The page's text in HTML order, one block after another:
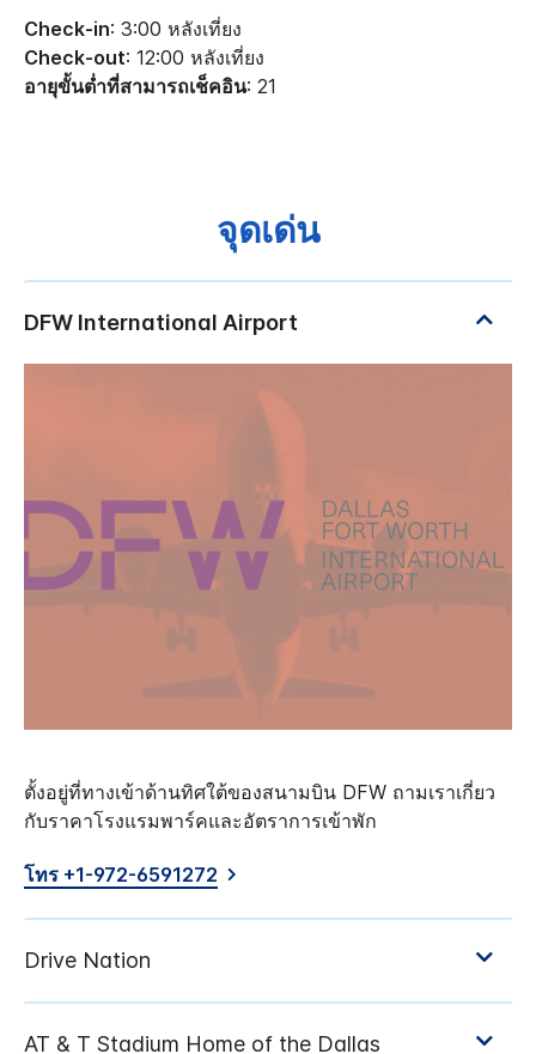
Check-in: 3:00 หลังเที่ยง
Check-out: 12:00 หลังเที่ยง
อายุขั้นต่ำที่สามารถเช็คอิน: 21
จุดเด่น
ตั้งอยู่ที่ทางเข้าด้านทิศใต้ของสนามบิน DFW ถามเราเกี่ยว
กับราคาโรงแรมพาร์คและอัตราการเข้าพัก
โทร +1-972-6591272